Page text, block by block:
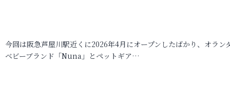
今回は阪急芦屋川駅近くに2026年4月にオープンしたばかり、オラン
ベビーブランド「Nuna」とペットギア…